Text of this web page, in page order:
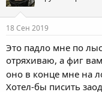
18 Сен 2019
Это падло мне по
отряхиваю, а фиг
оно в конце мне на
Хотел-бы писить